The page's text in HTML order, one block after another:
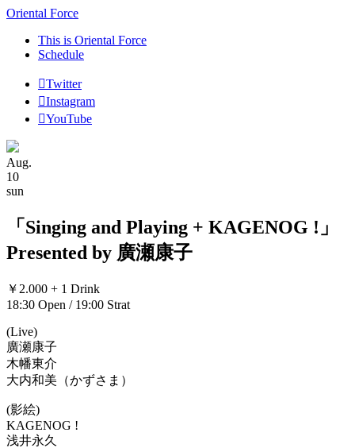
Oriental Force
This is Oriental Force
Schedule
Twitter
Instagram
YouTube
Aug.
10
sun
「Singing and Playing + KAGENOG !」
Presented by 廣瀬康子
￥2.000 + 1 Drink
18:30 Open / 19:00 Strat
(Live)
廣瀬康子
木幡東介
大内和美（かずさま）
(影絵)
KAGENOG !
浅井永久